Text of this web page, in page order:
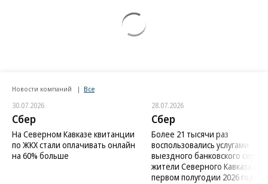
Новости компаний Все
30.07.2026
Сбер
На Северном Кавказе квитанции
по ЖКХ стали оплачивать онлайн
на 60% больше
28.07.2026
Сбер
Более 21 тысячи раз
воспользовались услугами
выездного банковского
жители Северного Кавказа в
первом полугодии 2026 года